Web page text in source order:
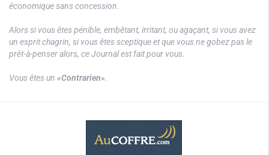
économique sans concession.
Alors si vous êtes pénible, embêtant, irritant, ou agaçant, si vous avez
un esprit chagrin, si vous êtes sceptique et que vous ne gobez pas le
prêt-à-penser alors, ce Journal est fait pour vous.
Vous êtes un «Contrarien».